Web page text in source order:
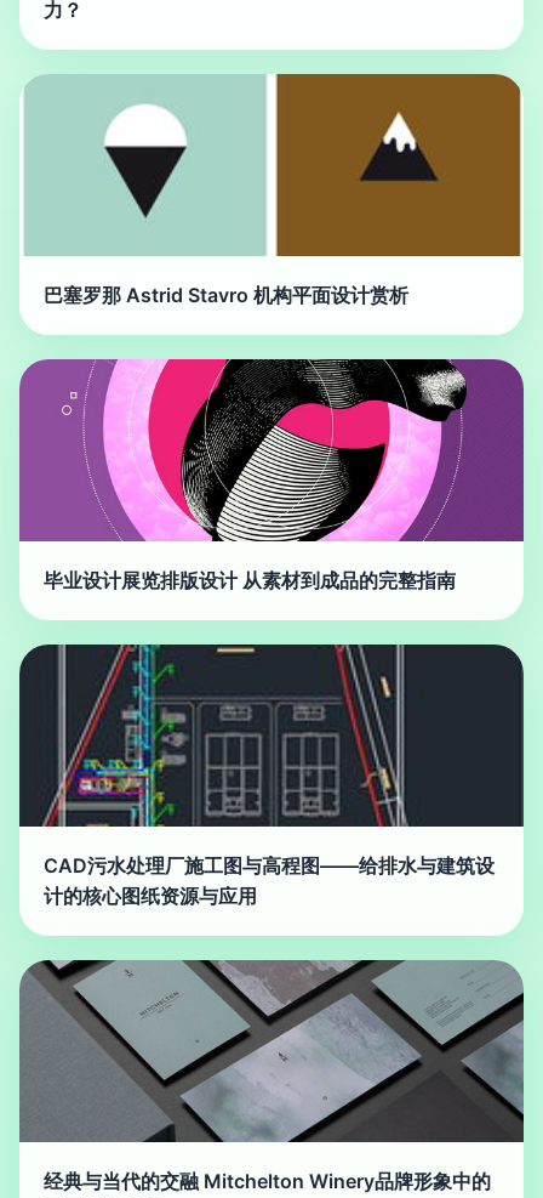
力？
巴塞罗那 Astrid Stavro 机构平面设计赏析
毕业设计展览排版设计 从素材到成品的完整指南
CAD污水处理厂施工图与高程图——给排水与建筑设
计的核心图纸资源与应用
经典与当代的交融 Mitchelton Winery品牌形象中的